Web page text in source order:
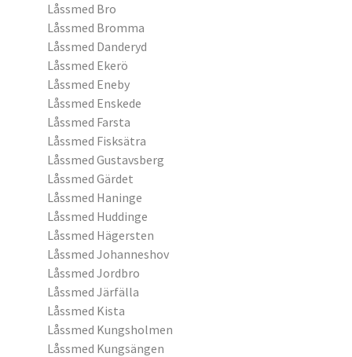
Låssmed Bro
Låssmed Bromma
Låssmed Danderyd
Låssmed Ekerö
Låssmed Eneby
Låssmed Enskede
Låssmed Farsta
Låssmed Fisksätra
Låssmed Gustavsberg
Låssmed Gärdet
Låssmed Haninge
Låssmed Huddinge
Låssmed Hägersten
Låssmed Johanneshov
Låssmed Jordbro
Låssmed Järfälla
Låssmed Kista
Låssmed Kungsholmen
Låssmed Kungsängen